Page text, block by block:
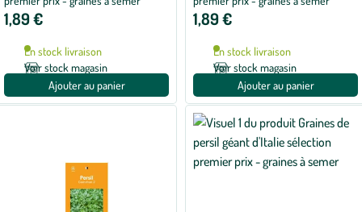
1,89 €
En stock livraison
Voir stock magasin
Ajouter au panier
1,89 €
En stock livraison
Voir stock magasin
Ajouter au panier